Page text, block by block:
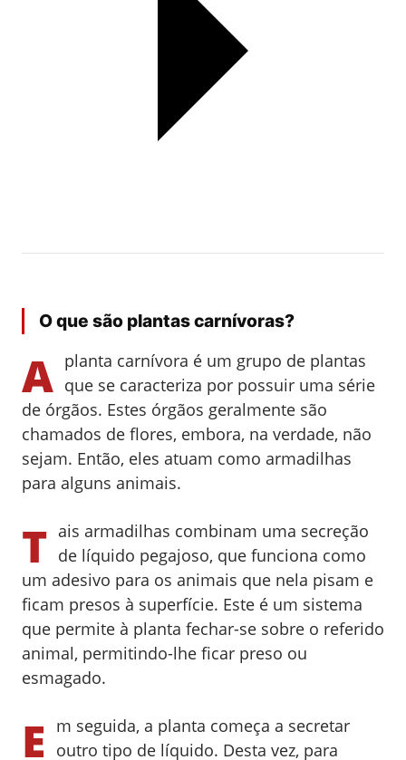
O que são plantas carnívoras?
A planta carnívora é um grupo de plantas
que se caracteriza por possuir uma série
de órgãos. Estes órgãos geralmente são
chamados de flores, embora, na verdade, não
sejam. Então, eles atuam como armadilhas
para alguns animais.
T ais armadilhas combinam uma secreção
de líquido pegajoso, que funciona como
um adesivo para os animais que nela pisam e
ficam presos à superfície. Este é um sistema
que permite à planta fechar-se sobre o referido
animal, permitindo-lhe ficar preso ou
esmagado.
E
m seguida, a planta começa a secretar
outro tipo de líquido. Desta vez, para